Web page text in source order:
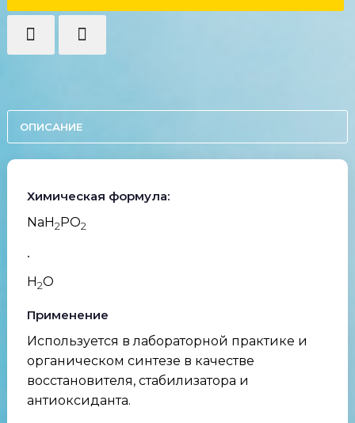
ОПИСАНИЕ
Химическая формула:
NaH2PO2
·
H2O
Применение
Используется в лабораторной практике и
органическом синтезе в качестве
восстановителя, стабилизатора и
антиоксиданта.